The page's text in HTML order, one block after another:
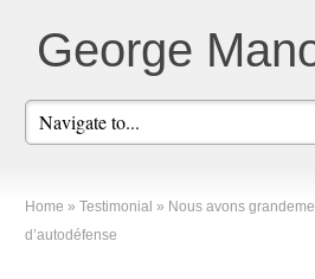
George
Home » Testimonial » Nous avons
d’autodéfense